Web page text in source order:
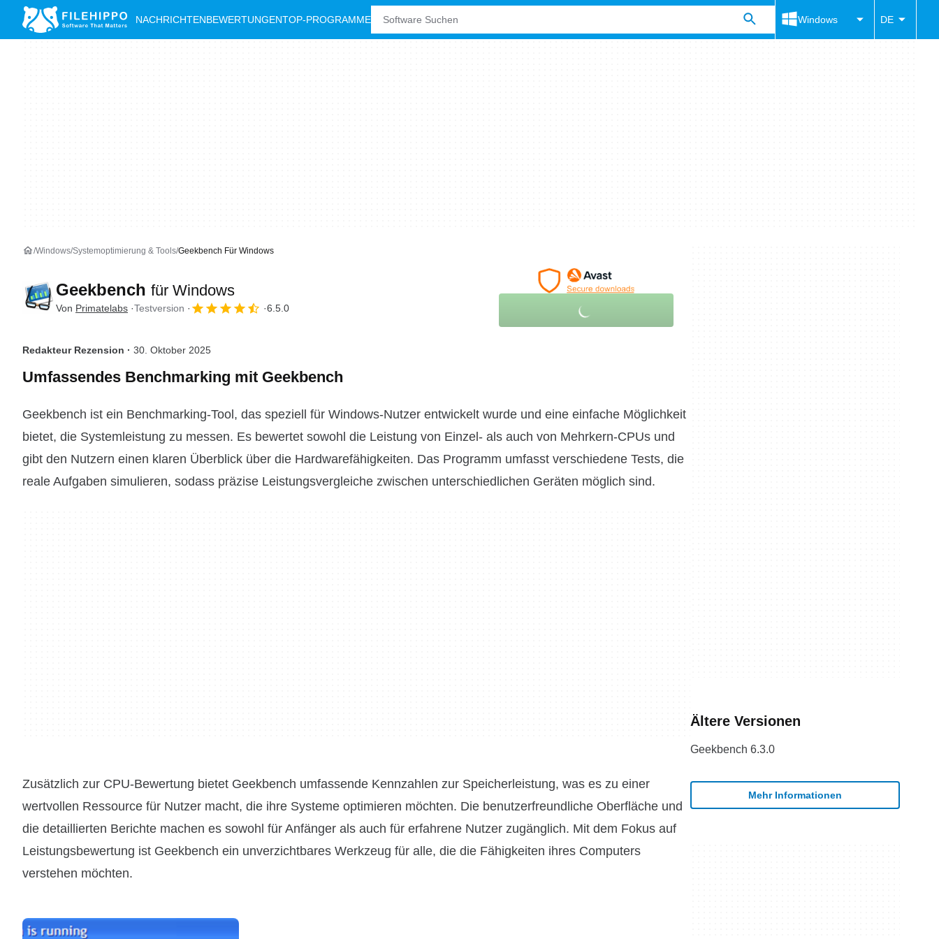
NACHRICHTENBEWERTUNGENTOP-PROGRAMME Windows DE
Windows Systemoptimierung & Tools Geekbench Für Windows
Geekbench für Windows
Von Primatelabs Testversion 6.5.0
Redakteur Rezension · 30. Oktober 2025
Umfassendes Benchmarking mit Geekbench
Geekbench ist ein Benchmarking-Tool, das speziell für Windows-Nutzer entwickelt wurde und eine einfache Möglichkeit
bietet, die Systemleistung zu messen. Es bewertet sowohl die Leistung von Einzel- als auch von Mehrkern-CPUs und
gibt den Nutzern einen klaren Überblick über die Hardwarefähigkeiten. Das Programm umfasst verschiedene Tests, die
reale Aufgaben simulieren, sodass präzise Leistungsvergleiche zwischen unterschiedlichen Geräten möglich sind.
Zusätzlich zur CPU-Bewertung bietet Geekbench umfassende Kennzahlen zur Speicherleistung, was es zu einer
wertvollen Ressource für Nutzer macht, die ihre Systeme optimieren möchten. Die benutzerfreundliche Oberfläche und
die detaillierten Berichte machen es sowohl für Anfänger als auch für erfahrene Nutzer zugänglich. Mit dem Fokus auf
Leistungsbewertung ist Geekbench ein unverzichtbares Werkzeug für alle, die die Fähigkeiten ihres Computers
verstehen möchten.
Ältere Versionen
Geekbench 6.3.0
Mehr Informationen